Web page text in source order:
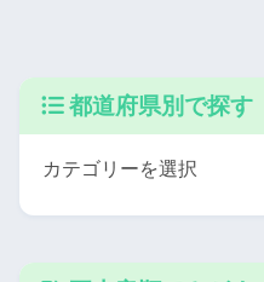
都道府県別で探す